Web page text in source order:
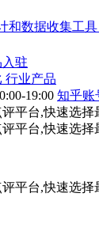
和数据收集工
驻
行业产品
19:00 知乎账